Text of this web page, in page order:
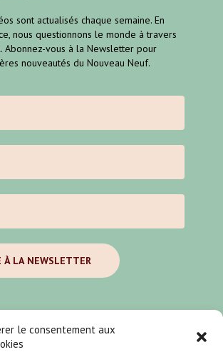
le consentement aux
sont actualisés chaque semaine. En
nous questionnons le monde à travers
Abonnez-vous à la Newsletter pour
nouveautés du Nouveau Neuf.